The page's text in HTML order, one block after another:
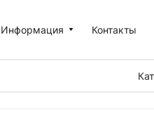
Информация Контакты